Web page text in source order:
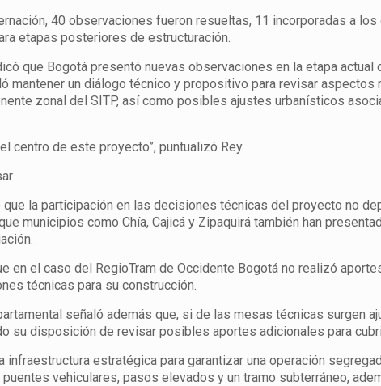
40 observaciones fueron resueltas, 11 incorporadas a
etapas posteriores de estructuración.
que Bogotá presentó nuevas observaciones en la etapa
mantener un diálogo técnico y propositivo para revisar
zonal del SITP, así como posibles ajustes urbanísticos
centro de este proyecto”, puntualizó Rey.
que la participación en las decisiones técnicas del proyecto no
municipios como Chía, Cajicá y Zipaquirá también han
en el caso del RegioTram de Occidente Bogotá no realizó
técnicas para su construcción.
señaló además que, si de las mesas técnicas surgen
su disposición de revisar posibles aportes adicionales para
infraestructura estratégica para garantizar una operación
vehiculares, pasos elevados y un tramo subterráneo,